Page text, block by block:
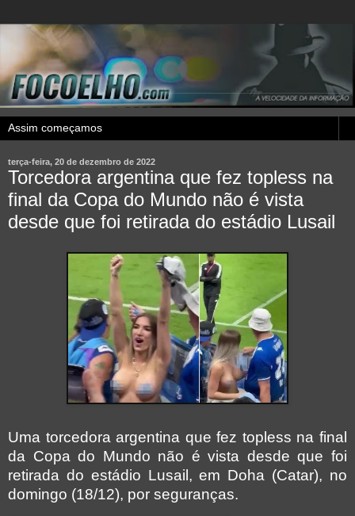
terça-feira, 20 de dezembro de 2022
Torcedora argentina que fez topless na
final da Copa do Mundo não é vista
desde que foi retirada do estádio Lusail
Uma torcedora argentina que fez topless na final
da Copa do Mundo não é vista desde que foi
retirada do estádio Lusail, em Doha (Catar), no
domingo (18/12), por seguranças.